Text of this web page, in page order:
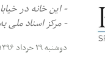
- این خانه در
- مرکز اسناد ملی
دوشنبه ۲۹ خرداد ۱۳۹۶ برابر با ۱۹ ژوئن ۲۰۱۷